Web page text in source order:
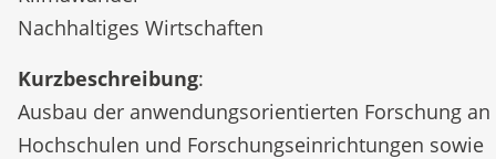
Nachhaltiges Wirtschaften
Kurzbeschreibung:
Ausbau der anwendungsorientierten Forschung an
Hochschulen und Forschungseinrichtungen sowie